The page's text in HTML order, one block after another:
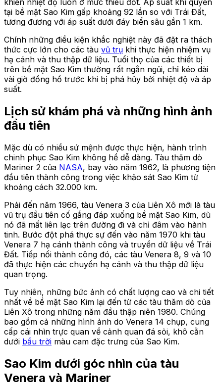
khiến nhiệt độ luôn ở mức thiêu đốt. Áp suất khí quyển
tại bề mặt Sao Kim gấp khoảng 92 lần so với Trái Đất,
tương đương với áp suất dưới đáy biển sâu gần 1 km.
Chính những điều kiện khắc nghiệt này đã đặt ra thách
thức cực lớn cho các tàu vũ trụ khi thực hiện nhiệm vụ
hạ cánh và thu thập dữ liệu. Tuổi thọ của các thiết bị
trên bề mặt Sao Kim thường rất ngắn ngủi, chỉ kéo dài
vài giờ đồng hồ trước khi bị phá hủy bởi nhiệt độ và áp
suất.
Lịch sử khám phá và những hình ảnh
đầu tiên
Mặc dù có nhiều sứ mệnh được thực hiện, hành trình
chinh phục Sao Kim không hề dễ dàng. Tàu thăm dò
Mariner 2 của NASA, bay vào năm 1962, là phương tiện
đầu tiên thành công trong việc khảo sát Sao Kim từ
khoảng cách 32.000 km.
Phải đến năm 1966, tàu Venera 3 của Liên Xô mới là tàu
vũ trụ đầu tiên cố gắng đáp xuống bề mặt Sao Kim, dù
nó đã mất liên lạc trên đường đi và chỉ đâm vào hành
tinh. Bước đột phá thực sự đến vào năm 1970 khi tàu
Venera 7 hạ cánh thành công và truyền dữ liệu về Trái
Đất. Tiếp nối thành công đó, các tàu Venera 8, 9 và 10
đã thực hiện các chuyến hạ cánh và thu thập dữ liệu
quan trọng.
Tuy nhiên, những bức ảnh có chất lượng cao và chi tiết
nhất về bề mặt Sao Kim lại đến từ các tàu thăm dò của
Liên Xô trong những năm đầu thập niên 1980. Chúng
bao gồm cả những hình ảnh do Venera 14 chụp, cung
cấp cái nhìn trực quan về cảnh quan đá sỏi, khô cằn
dưới bầu trời màu cam đặc trưng của Sao Kim.
Sao Kim dưới góc nhìn của tàu
Venera và Mariner